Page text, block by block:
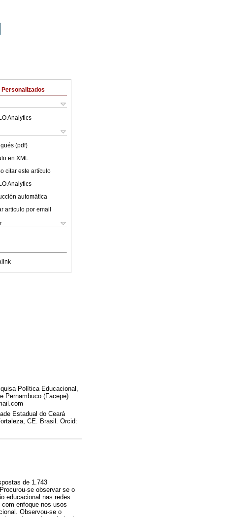
Analytics
(pdf)
en XML
citar este artículo
Analytics
automática
articulo por email
Política Educacional,
Pernambuco (Facepe).
Estadual do Ceará
CE. Brasil. Orcid:
de 1.743
se observar se o
educacional nas redes
enfoque nos usos
Observou-se o